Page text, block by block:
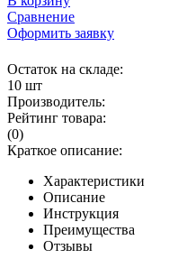
Сравнение
Оформить заявку
Остаток на складе:
10 шт
Производитель:
Рейтинг товара:
(0)
Краткое описание:
Характеристики
Описание
Инструкция
Преимущества
Отзывы